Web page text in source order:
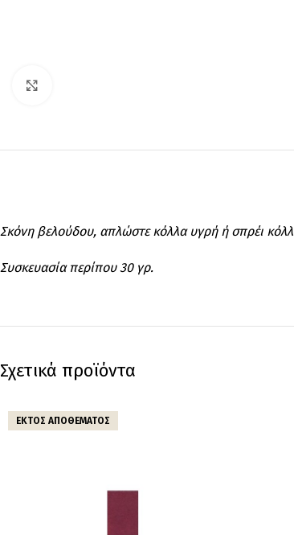
Σκόνη βελούδου, απλώστε κόλλα υγρή ή σπρέι
Συσκευασία περίπου 30 γρ.
Σχετικά προϊόντα
ΕΚΤΌΣ ΑΠΟΘΈΜΑΤΟΣ